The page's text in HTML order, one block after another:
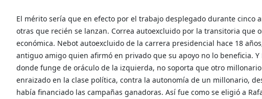
El mérito sería que en efecto por el trabajo desplegado durante cinco
otras que recién se lanzan. Correa autoexcluido por la transitoria que
económica. Nebot autoexcluido de la carrera presidencial hace 18
antiguo amigo quien afirmó en privado que su apoyo no lo beneficia.
donde funge de oráculo de la izquierda, no soporta que otro
enraizado en la clase política, contra la autonomía de un millonario,
había financiado las campañas ganadoras. Así fue como se eligió a